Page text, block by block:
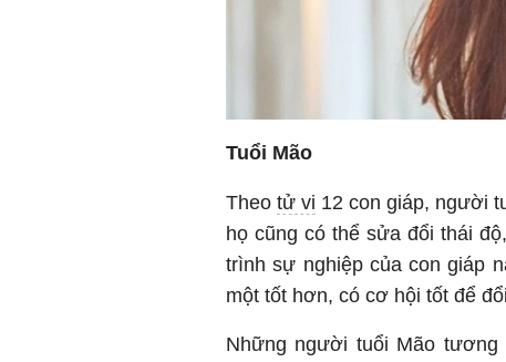
Tuổi Mão
Theo tử vi 12 con giáp, người
họ cũng có thể sửa đổi thái
trình sự nghiệp của con giáp
một tốt hơn, có cơ hội tốt để
Những người tuổi Mão